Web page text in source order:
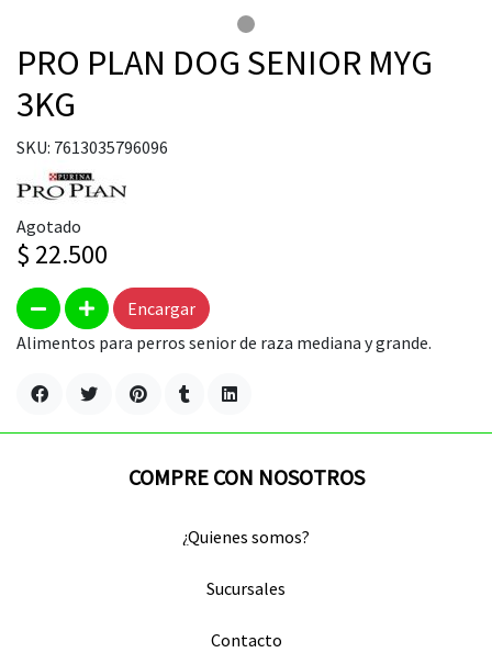
PRO PLAN DOG SENIOR MYG
3KG
SKU: 7613035796096
Agotado
$ 22.500
Encargar
Alimentos para perros senior de raza mediana y grande.
COMPRE CON NOSOTROS
¿Quienes somos?
Sucursales
Contacto